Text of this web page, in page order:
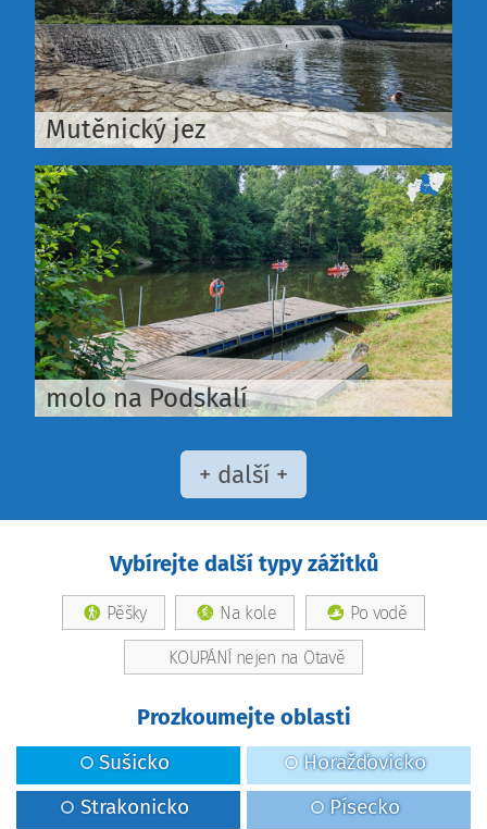
Mutěnický jez
molo na Podskalí
+ další +
Vybírejte další typy zážitků
Pěšky Na kole Po vodě
KOUPÁNÍ nejen na Otavě
Prozkoumejte oblasti
Sušicko
Horažďovicko
Strakonicko
Písecko